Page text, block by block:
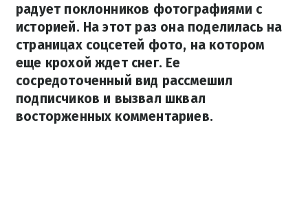
радует поклонников фотографиями с
историей. На этот раз она поделилась на
страницах соцсетей фото, на котором
еще крохой ждет снег. Ее
сосредоточенный вид рассмешил
подписчиков и вызвал шквал
восторженных комментариев.